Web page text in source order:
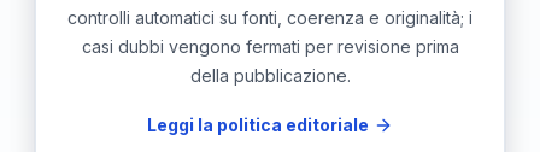
controlli automatici su fonti, coerenza e originalità; i
casi dubbi vengono fermati per revisione prima
della pubblicazione.
Leggi la politica editoriale